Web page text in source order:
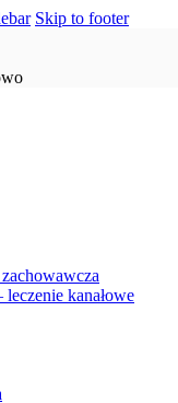
Skip to footer
kanałowe